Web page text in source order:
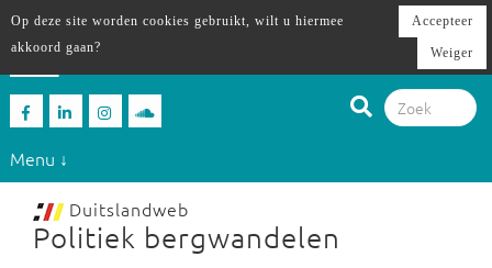
Menu ↓
Duitslandweb
Politiek bergwandelen
Op deze site worden cookies gebruikt, wilt u hiermee
akkoord gaan?
Accepteer
Weiger